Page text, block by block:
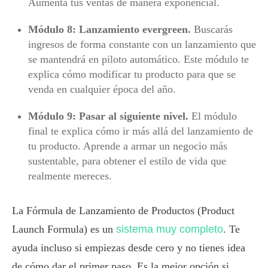
Aumenta tus ventas de manera exponencial.
Módulo 8: Lanzamiento evergreen. Buscarás
ingresos de forma constante con un lanzamiento que
se mantendrá en piloto automático. Este módulo te
explica cómo modificar tu producto para que se
venda en cualquier época del año.
Módulo 9: Pasar al siguiente nivel. El módulo
final te explica cómo ir más allá del lanzamiento de
tu producto. Aprende a armar un negocio más
sustentable, para obtener el estilo de vida que
realmente mereces.
La Fórmula de Lanzamiento de Productos (Product
Launch Formula) es un sistema muy completo. Te
ayuda incluso si empiezas desde cero y no tienes idea